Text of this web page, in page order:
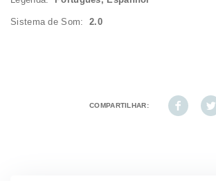
Sistema de Som:2.0
COMPARTILHAR: